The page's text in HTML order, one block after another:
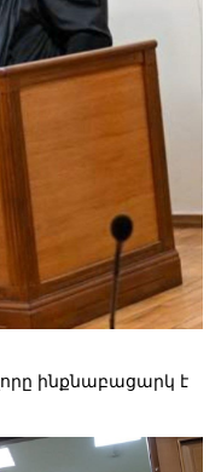
ինքնաբացարկ է